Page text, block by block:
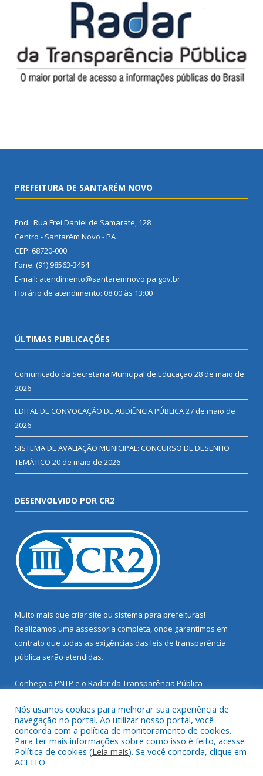
PREFEITURA DE SANTARÉM NOVO
End.: Rua Frei Daniel de Samarate, 128
Centro - Santarém Novo - PA
CEP: 68720-000
Fone: (91) 98563-3454
E-mail: atendimento@santaremnovo.pa.gov.br
Horário de atendimento: 08:00 às 13:00
ÚLTIMAS PUBLICAÇÕES
Comunicado da Secretaria Municipal de Educação 28 de maio de
2026
EDITAL DE CONVOCAÇÃO DE AUDIÊNCIA PÚBLICA27 de maio de
2026
SISTEMA DE AVALIAÇÃO MUNICIPAL: CONCURSO DE DESENHO
TEMÁTICO 20 de maio de 2026
DESENVOLVIDO POR CR2
Muito mais que criar site ou sistema para prefeituras!
Realizamos uma assessoria completa, onde garantimos em
contrato que todas as exigências das leis de transparência
pública serão atendidas.
Conheça o PNTP e o Radar da Transparência Pública
Todos os direitos reservados a Prefeitura Municipal de Santarém
Novo.
Nós usamos cookies para melhorar sua experiência de
navegação no portal. Ao utilizar nosso portal, você
concorda com a política de monitoramento de cookies.
Para ter mais informações sobre como isso é feito, acesse
Política de cookies (Leia mais). Se você concorda, clique em
ACEITO.